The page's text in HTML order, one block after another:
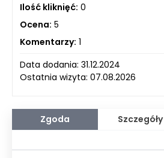
Ilość kliknięć: 0
Ocena: 5
Komentarzy: 1
Data dodania: 31.12.2024
Ostatnia wizyta: 07.08.2026
Zgoda Szczegóły